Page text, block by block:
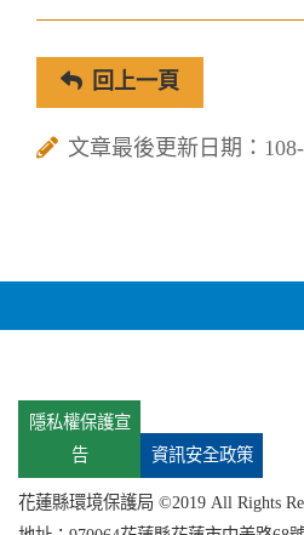
回上一頁
文章最後更新日期：
隱私權保護宣
告
資訊安全政策
花蓮縣環境保護局 ©2019 All Rights